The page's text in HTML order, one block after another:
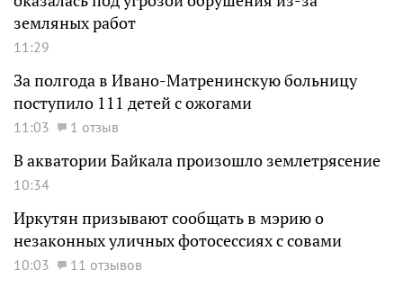
земляных работ
11:29
За полгода в Ивано-Матренинскую больницу
поступило 111 детей с ожогами
11:03 1 отзыв
В акватории Байкала произошло землетрясение
10:34
Иркутян призывают сообщать в мэрию о
незаконных уличных фотосессиях с совами
10:03
11 отзывов